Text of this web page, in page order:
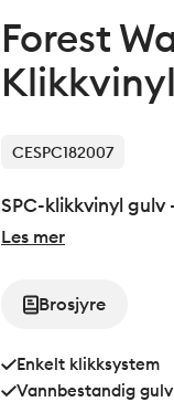
Forest
Klikkvinyl
CESPC182007
SPC-klikkvinyl
Les mer
Brosjyre
Enkelt klikksystem
Vannbestandig gulv